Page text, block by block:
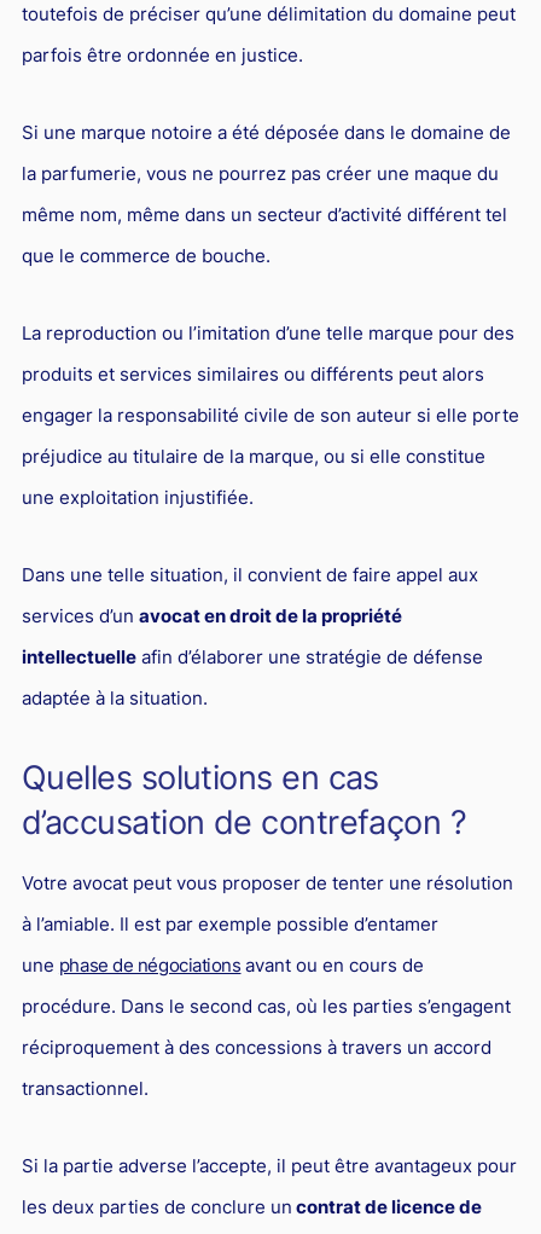
toutefois de préciser qu’une délimitation du domaine peut
parfois être ordonnée en justice.
Si une marque notoire a été déposée dans le domaine de
la parfumerie, vous ne pourrez pas créer une maque du
même nom, même dans un secteur d’activité différent tel
que le commerce de bouche.
La reproduction ou l’imitation d’une telle marque pour des
produits et services similaires ou différents peut alors
engager la responsabilité civile de son auteur si elle porte
préjudice au titulaire de la marque, ou si elle constitue
une exploitation injustifiée.
Dans une telle situation, il convient de faire appel aux
services d’un avocat en droit de la propriété
intellectuelleafin d’élaborer une stratégie de défense
adaptée à la situation.
Quelles solutions en cas
d’accusation de contrefaçon ?
Votre avocat peut vous proposer de tenter une résolution
à l’amiable. Il est par exemple possible d’entamer
une phase de négociations avant ou en cours de
procédure. Dans le second cas, où les parties s’engagent
réciproquement à des concessions à travers un accord
transactionnel.
Si la partie adverse l’accepte, il peut être avantageux pour
les deux parties de conclure un contrat de licence de